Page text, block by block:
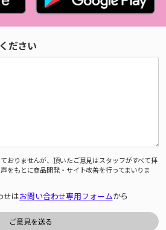
ださい
おりませんが、頂いたご意見はスタッフがすべて拝
をもとに商品開発・サイト改善を行ってまいりま
せはお問い合わせ専用フォームから